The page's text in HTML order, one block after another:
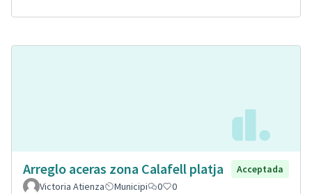
Arreglo aceras zona Calafell platja
Acceptada
Victoria Atienza
Municipi 0 0